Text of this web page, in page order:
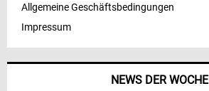
NEWS DER WOCHE
Allgemeine Geschäftsbedingungen
Impressum